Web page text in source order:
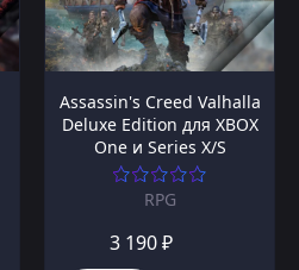
Assassin's Creed Valhalla
Deluxe Edition для XBOX
One и Series X/S
RPG
3 190 ₽